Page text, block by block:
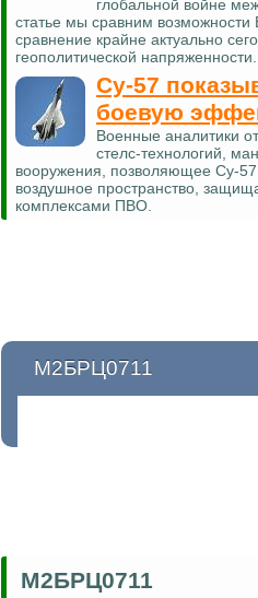
глобальной войне
статье мы сравним
сравнение крайне актуально
геополитической напряженности.
Су-57
боевую
Военные аналитики
стелс-технологий,
вооружения, позволяющее Су-
воздушное пространство,
комплексами ПВО.
М2БРЦ0711
М2БРЦ0711